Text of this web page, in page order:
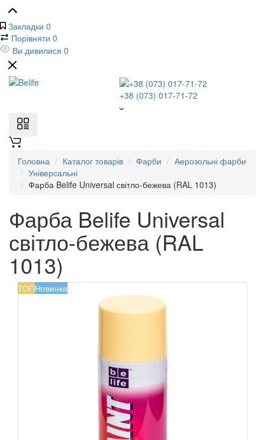
Закладки 0
Порівняти 0
Ви дивилися 0
+38 (073) 017-71-72
Головна Каталог товарів Фарби
Аерозольні фарби
Універсальні
Фарба Belife Universal світло-бежева (RAL 1013)
Фарба Belife Universal
світло-бежева (RAL
1013)
ТОПНовинка